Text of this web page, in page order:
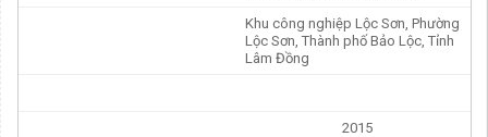
Khu công nghiệp Lộc Sơn, Phường
Lộc Sơn, Thành phố Bảo Lộc, Tỉnh
Lâm Đồng
2015